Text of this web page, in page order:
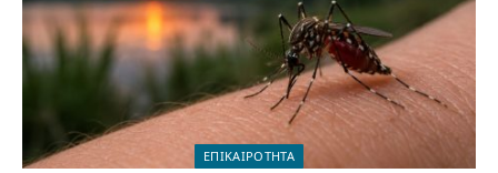
ΕΠΙΚΑΙΡΟΤΗΤΑ